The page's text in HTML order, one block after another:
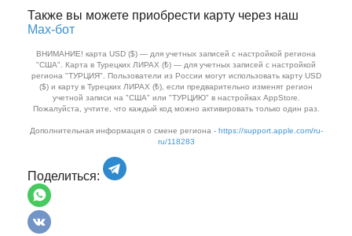
Также вы можете приобрести карту через наш
Max‑бот
ВНИМАНИЕ! карта USD ($) — для учетных записей с настройкой региона
"США". Карта в Турецких ЛИРАХ (₺) — для учетных записей с настройкой
региона "ТУРЦИЯ". Пользователи из России могут использовать карту USD
($) и карту в Турецких ЛИРАХ (₺), если предварительно изменят регион
учетной записи на "США" или "ТУРЦИЮ" в настройках AppStore.
Пожалуйста, учтите, что каждый код можно активировать только один раз.
Дополнительная информация о смене региона - https://support.apple.com/ru-
ru/118283
Поделиться: